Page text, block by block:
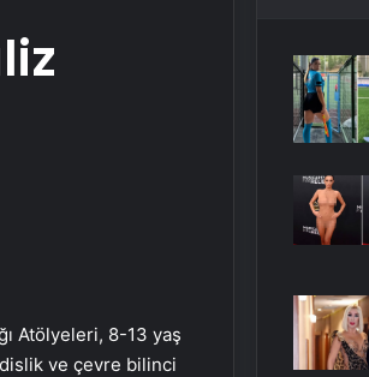
Atölyeleri, 8-13 yaş
ve çevre bilinci